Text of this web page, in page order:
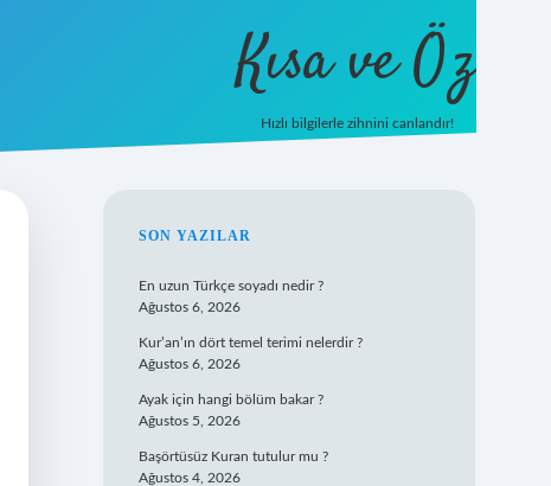
Kısa ve Öz
Hızlı bilgilerle zihnini canlandır!
SIDEBAR
SON YAZILAR
En uzun Türkçe soyadı nedir ?
Ağustos 6, 2026
Kur’an’ın dört temel terimi nelerdir ?
Ağustos 6, 2026
Ayak için hangi bölüm bakar ?
Ağustos 5, 2026
Başörtüsüz Kuran tutulur mu ?
Ağustos 4, 2026